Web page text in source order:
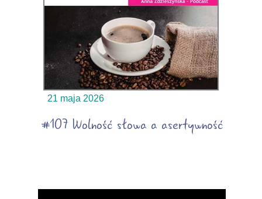
21 maja 2026
#107 Wolność słowa a asertywność